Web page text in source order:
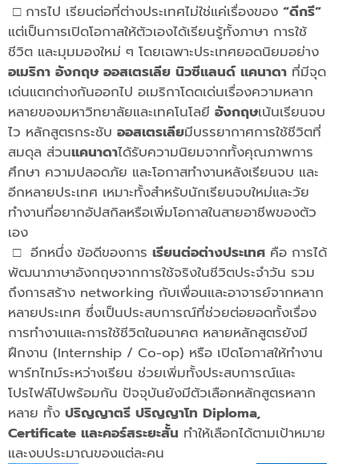
□ การไป เรียนต่อที่ต่างประเทศไม่ใช่แค่เรื่องของ “ดีกรี”
แต่เป็นการเปิดโอกาสให้ตัวเองได้เรียนรู้ทั้งภาษา การใช้
ชีวิต และมุมมองใหม่ ๆ โดยเฉพาะประเทศยอดนิยมอย่าง
อเมริกา อังกฤษ ออสเตรเลีย นิวซีแลนด์ แคนาดา ที่มีจุด
เด่นแตกต่างกันออกไป อเมริกาโดดเด่นเรื่องความหลาก
หลายของมหาวิทยาลัยและเทคโนโลยี อังกฤษเน้นเรียนจบ
ไว หลักสูตรกระชับ ออสเตรเลียมีบรรยากาศการใช้ชีวิตที่
สมดุล ส่วนแคนาดาได้รับความนิยมจากทั้งคุณภาพการ
ศึกษา ความปลอดภัย และโอกาสทำงานหลังเรียนจบ และ
อีกหลายประเทศ เหมาะทั้งสำหรับนักเรียนจบใหม่และวัย
ทำงานที่อยากอัปสกิลหรือเพิ่มโอกาสในสายอาชีพของตัว
เอง
□ อีกหนึ่ง ข้อดีของการ เรียนต่อต่างประเทศ คือ การได้
พัฒนาภาษาอังกฤษจากการใช้จริงในชีวิตประจำวัน รวม
ถึงการสร้าง networking กับเพื่อนและอาจารย์จากหลาก
หลายประเทศ ซึ่งเป็นประสบการณ์ที่ช่วยต่อยอดทั้งเรื่อง
การทำงานและการใช้ชีวิตในอนาคต หลายหลักสูตรยังมี
ฝึกงาน (Internship / Co-op) หรือ เปิดโอกาสให้ทำงาน
พาร์ทไทม์ระหว่างเรียน ช่วยเพิ่มทั้งประสบการณ์และ
โปรไฟล์ไปพร้อมกัน ปัจจุบันยังมีตัวเลือกหลักสูตรหลาก
หลาย ทั้ง ปริญญาตรี ปริญญาโท Diploma,
Certificate และคอร์สระยะสั้น ทำให้เลือกได้ตามเป้าหมาย
และงบประมาณของแต่ละคน